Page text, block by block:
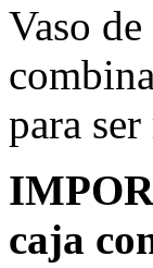
Vaso
para
caja